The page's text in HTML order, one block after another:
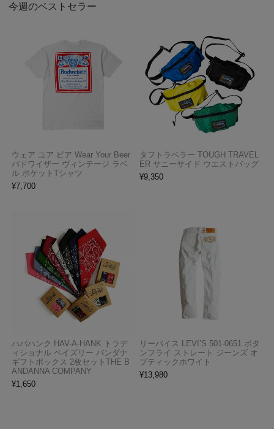
今週のベストセラー
ウェア ユア ビア Wear Your Beer
バドワイザー ヴィンテージ ラベ
ル ポケットTシャツ
¥7,700
タフトラベラー TOUGH TRAVEL
ER サニーサイド ウエストバッグ
¥9,350
ハバハンク HAV-A-HANK トラデ
ィショナル ペイズリー バンダナ
ギフトボックス 2枚セットTHE B
ANDANNA COMPANY
¥1,650
リーバイス LEVI’S 501-0651 ボタ
ンフライ ストレート ジーンズ オ
プティックホワイト
¥13,980